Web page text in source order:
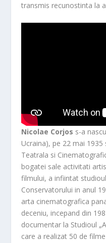
transmis recunostinta la
Nicolae Corjos s-a
Ucraina), pe 22 mai
Teatrala si
bogatei sale activitati
filmului, a infiintat
Conservatorului in anul
arta cinematografica
deceniu, incepand din
documentar la Studioul
care a realizat 50 de